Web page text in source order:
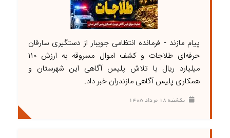
پیام مازند - فرمانده انتظامی جویبار از دستگیری سارقان
حرفه‌ای طلاجات و کشف اموال مسروقه به ارزش ۱۱۰
میلیارد ریال با تلاش پلیس آگاهی این شهرستان و
همکاری پلیس آگاهی مازندران خبر داد.
يکشنبه ۱۸ مرداد ۱۴۰۵